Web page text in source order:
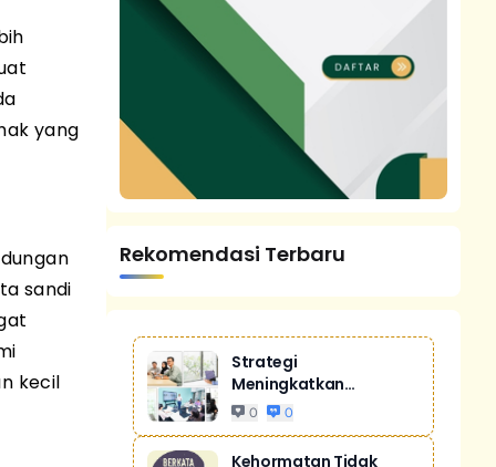
yang
sandi
kecil
Rekomendasi Terbaru
Strategi
Meningkatkan
Penjualan Melalui
0 0
Kehormatan Tidak